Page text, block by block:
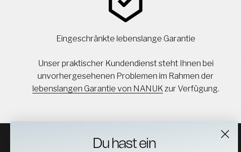
Eingeschränkte lebenslange Garantie
Unser praktischer Kundendienst steht Ihnen bei
unvorhergesehenen Problemen im Rahmen der
lebenslangen Garantie von NANUKzur Verfügung.
Du hast ein